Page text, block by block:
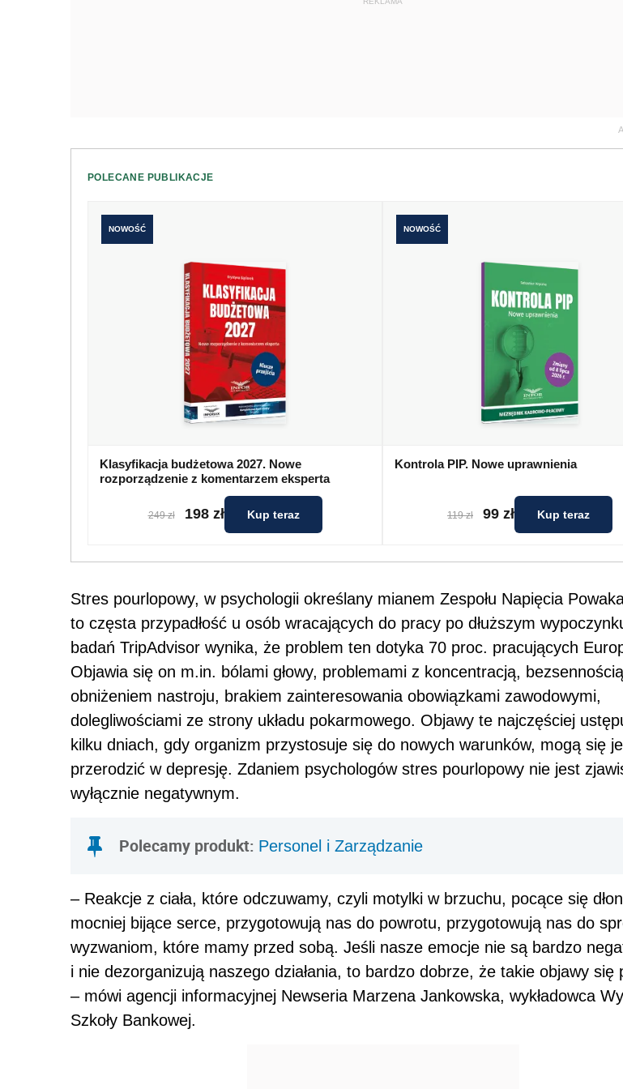
POLECANE PUBLIKACJE
NOWOŚĆ
Klasyfikacja budżetowa 2027. Nowe
rozporządzenie z komentarzem eksperta
249 zł 198 zł Kup teraz
NOWOŚĆ
Kontrola PIP. Nowe uprawnienia
119 zł 99 zł Kup teraz
Stres pourlopowy, w psychologii określany mianem Zespołu Napięcia
to częsta przypadłość u osób wracających do pracy po dłuższym
badań TripAdvisor wynika, że problem ten dotyka 70 proc. pracujących
Objawia się on m.in. bólami głowy, problemami z koncentracją,
obniżeniem nastroju, brakiem zainteresowania obowiązkami zawodowymi,
dolegliwościami ze strony układu pokarmowego. Objawy te najczęściej
kilku dniach, gdy organizm przystosuje się do nowych warunków, mogą się
przerodzić w depresję. Zdaniem psychologów stres pourlopowy nie jest
wyłącznie negatywnym.
Polecamy produkt: Personel i Zarządzanie
– Reakcje z ciała, które odczuwamy, czyli motylki w brzuchu, pocące się
mocniej bijące serce, przygotowują nas do powrotu, przygotowują nas do
wyzwaniom, które mamy przed sobą. Jeśli nasze emocje nie są bardzo
i nie dezorganizują naszego działania, to bardzo dobrze, że takie objawy się
– mówi agencji informacyjnej Newseria Marzena Jankowska, wykładowca
Szkoły Bankowej.